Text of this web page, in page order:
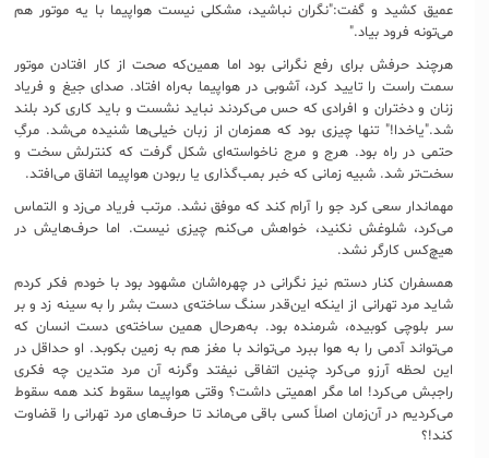
عمیق کشید و گفت:"نگران نباشید، مشکلی نیست هواپیما با یه موتور هم
می‌تونه فرود بیاد."
هرچند حرفش برای رفع نگرانی بود اما همین‌که صحت از کار افتادن موتور
سمت راست را تایید کرد، آشوبی در هواپیما به‌راه افتاد. صدای جیغ و فریاد
زنان و دختران و افرادی که حس می‌کردند نباید نشست و باید کاری کرد بلند
شد."یاخدا!" تنها چیزی بود که همزمان از زبان خیلی‌ها شنیده می‌شد. مرگِ
حتمی در راه بود. هرج و مرج ناخواسته‌ای شکل گرفت که کنترلش سخت و
سخت‌تر شد. شبیه زمانی که خبر بمب‌گذاری یا ربودن هواپیما اتفاق می‌افتد.
مهماندار سعی کرد جو را آرام کند که موفق نشد. مرتب فریاد می‌زد و التماس
می‌کرد، شلوغش نکنید، خواهش می‌کنم چیزی نیست. اما حرف‌هایش در
هیچ‌کس کارگر نشد.
همسفران کنار دستم نیز نگرانی در چهره‌اشان مشهود بود با خودم فکر کردم
شاید مرد تهرانی از اینکه این‌قدر سنگ ساخته‌ی دست بشر را به سینه زد و بر
سر بلوچی ‌کوبیده، شرمنده بود. به‌هرحال همین ساخته‌ی دست انسان که
می‌تواند آدمی را به هوا ببرد می‌تواند با مغز هم به زمین بکوبد. او حداقل در
این لحظه آرزو می‌کرد چنین اتفاقی نیفتد وگرنه آن مرد متدین چه فکری
راجبش می‌کرد! اما مگر اهمیتی داشت؟ وقتی هواپیما سقوط کند همه سقوط
می‌کردیم در آن‌زمان اصلاً کسی باقی می‌ماند تا حرف‌های مرد تهرانی را قضاوت
کند!؟